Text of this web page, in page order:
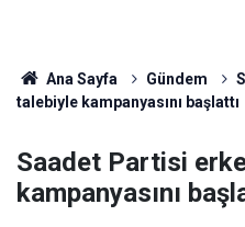
Ana Sayfa Gündem
talebiyle kampanyasını başlattı
Saadet Partisi
kampanyasını